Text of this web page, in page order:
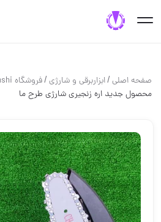
صفحه اصلی/ابزاربرقی و شارژی/فروشگاه Abbas khodabakhshi
محصول جدید اره زنجیری شارژی طرح ما